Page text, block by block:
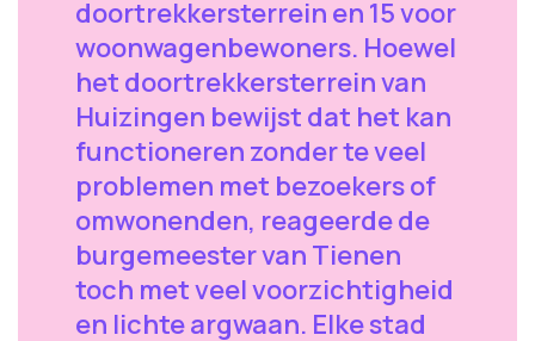
doortrekkersterrein en 15 voor
woonwagenbewoners. Hoewel
het doortrekkersterrein van
Huizingen bewijst dat het kan
functioneren zonder te veel
problemen met bezoekers of
omwonenden, reageerde de
burgemeester van Tienen
toch met veel voorzichtigheid
en lichte argwaan. Elke stad